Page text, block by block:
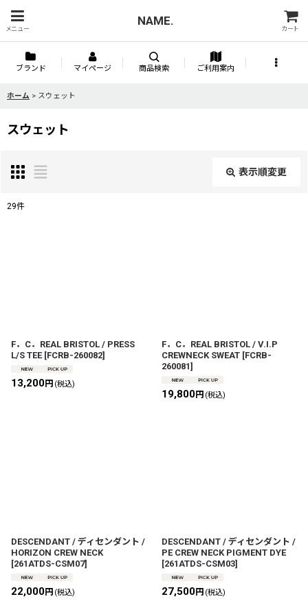
メニュー
NAME.
カート
ブランド マイページ 商品検索 ご利用案内
ホーム > スウェット
スウェット
表示順変更
29件
F．C．REAL BRISTOL / PRESS
L/S TEE [FCRB-260082]
13,200円 (税込)
F．C．REAL BRISTOL / V.I.P
CREWNECK SWEAT [FCRB-
260081]
19,800円 (税込)
DESCENDANT / ディセンダント /
HORIZON CREW NECK
[261ATDS-CSM07]
22,000円 (税込)
DESCENDANT / ディセンダント /
PE CREW NECK PIGMENT DYE
[261ATDS-CSM03]
27,500円 (税込)